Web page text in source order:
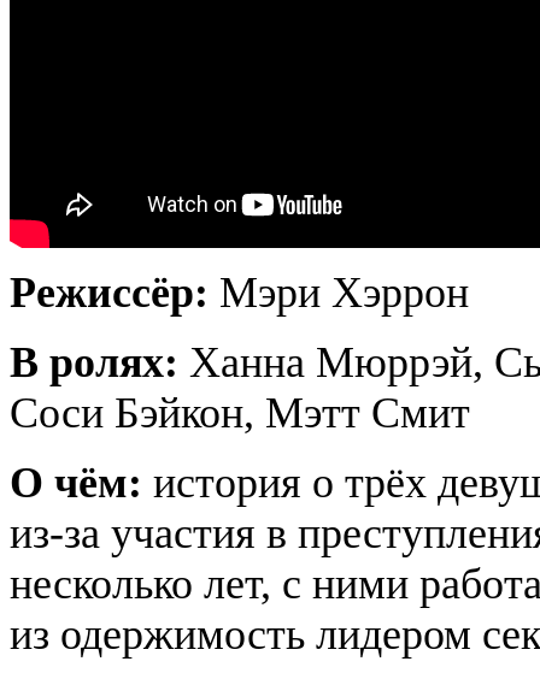
Режиссёр: Мэри Хэррон
В ролях: Ханна Мюррэй,
Соси Бэйкон, Мэтт Смит
О чём: история о трёх
из-за участия в
несколько лет, с ними
из одержимость лидером